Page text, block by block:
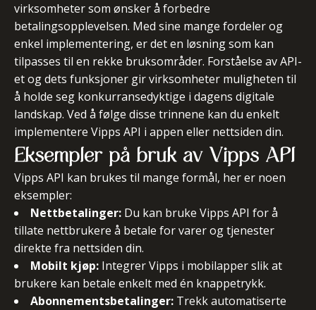
virksomheter som ønsker å forbedre
betalingsopplevelsen. Med sine mange fordeler og
enkel implementering, er det en løsning som kan
tilpasses til en rekke bruksområder. Forståelse av API-
et og dets funksjoner gir virksomheter muligheten til
å holde seg konkurransedyktige i dagens digitale
landskap. Ved å følge disse trinnene kan du enkelt
implementere Vipps API i appen eller nettsiden din.
Eksempler på bruk av Vipps API
Vipps API kan brukes til mange formål, her er noen
eksempler:
Nettbetalinger: Du kan bruke Vipps API for å
tillate nettbrukere å betale for varer og tjenester
direkte fra nettsiden din.
Mobilt kjøp: Integrer Vipps i mobilapper slik at
brukere kan betale enkelt med én knappetrykk.
Abonnementsbetalinger: Trekk automatiserte